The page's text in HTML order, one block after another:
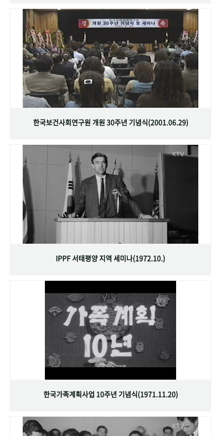
한국보건사회연구원 개원 30주년 기념식(2001.06.29)
IPPF 서태평양 지역 세미나(1972.10.)
한국가족계획사업 10주년 기념식(1971.11.20)